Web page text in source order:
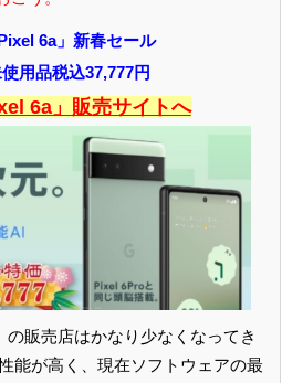
6a」新春セール
用品税込37,777円
6a」販売サイトへ
の販売店はかなり少なくなってき
能が高く、現在ソフトウェアの最